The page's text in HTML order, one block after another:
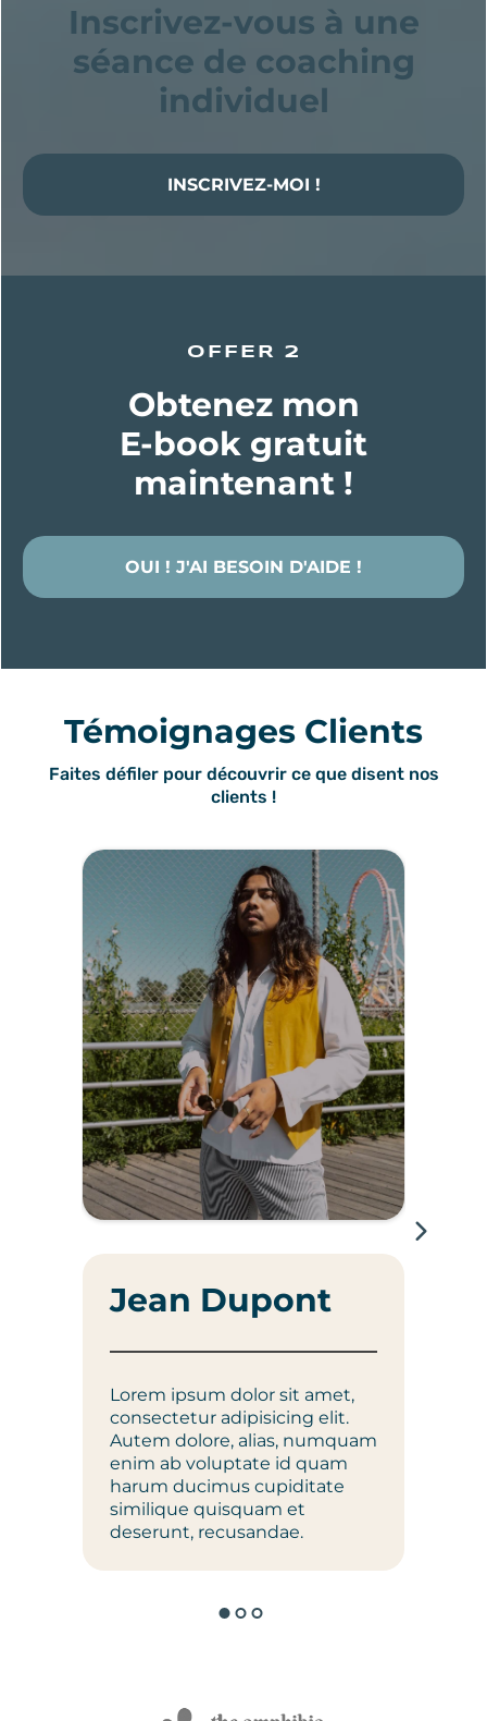
Inscrivez-vous à une
séance de coaching
individuel
INSCRIVEZ-MOI !
OFFER 2
Obtenez mon
E-book gratuit
maintenant !
OUI ! J'AI BESOIN D'AIDE !
Témoignages Clients
Faites défiler pour découvrir ce que disent nos
clients !
Jean Dupont
Lorem ipsum dolor sit amet,
consectetur adipisicing elit.
Autem dolore, alias, numquam
enim ab voluptate id quam
harum ducimus cupiditate
similique quisquam et
deserunt, recusandae.